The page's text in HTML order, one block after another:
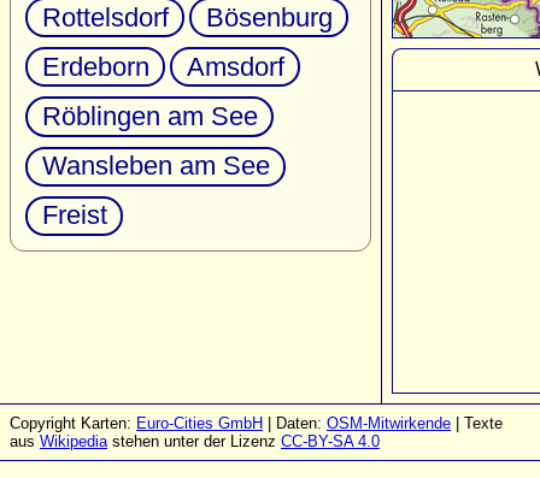
Rottelsdorf
Bösenburg
Erdeborn
Amsdorf
Röblingen am See
Wansleben am See
Freist
Copyright Karten: Euro-Cities GmbH | Daten: OSM-Mitwirkende | Texte
aus Wikipediastehen unter der Lizenz CC-BY-SA 4.0